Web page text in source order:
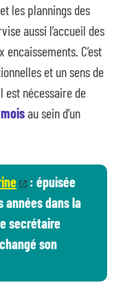
formation
les plannings des
aussi l’accueil des
C’est
et un sens de
est nécessaire de
au sein d’un
: épuisée
années dans la
secrétaire
son